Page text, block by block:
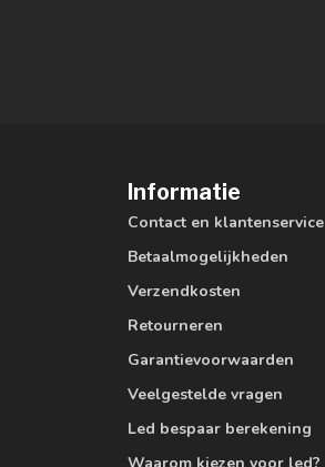
Informatie
Contact en klantenservice
Betaalmogelijkheden
Verzendkosten
Retourneren
Garantievoorwaarden
Veelgestelde vragen
Led bespaar berekening